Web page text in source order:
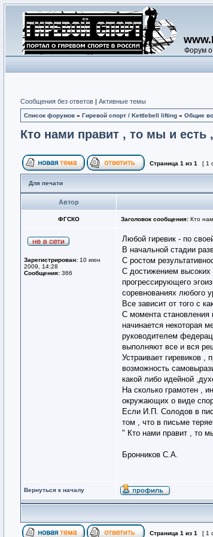
Форум о
Сообщения без ответов | Активные темы
Список форумов » Гиревой спорт / Kettlebell lifting » Общие
Кто нами правит , то мы и есть
Страница 1 из 1 [ 1
Для печати
Автор
ФГСКО Заголовок сообщения: Кто
Зарегистрирован: 10 июн
2009, 14:28
Сообщения: 366
Любой гиревик - по
В начальной стадии
С ростом
С достижением высоких
прогрессирующего
соревнованиях любого
Все зависит от того с
С момента становления
начинается некоторая
руководителем
выполняют все и вся
Устраивает гиревиков
возможность
какой либо идейной
На сколько грамотен ,
окружающих о виде
Если И.П. Солодов в
том , что в письме
" Кто нами правит , то
Бронников С.А.
Вернуться к началу
Страница 1 из 1 [ 1